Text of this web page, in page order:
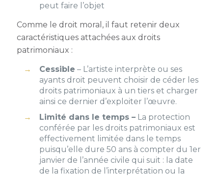
peut faire l’objet
Comme le droit moral, il faut retenir deux
caractéristiques attachées aux droits
patrimoniaux :
Cessible – L’artiste interprète ou ses
ayants droit peuvent choisir de céder les
droits patrimoniaux à un tiers et charger
ainsi ce dernier d’exploiter l’œuvre.
Limité dans le temps –La protection
conférée par les droits patrimoniaux est
effectivement limitée dans le temps
puisqu’elle dure 50 ans à compter du 1er
janvier de l’année civile qui suit : la date
de la fixation de l’interprétation ou la